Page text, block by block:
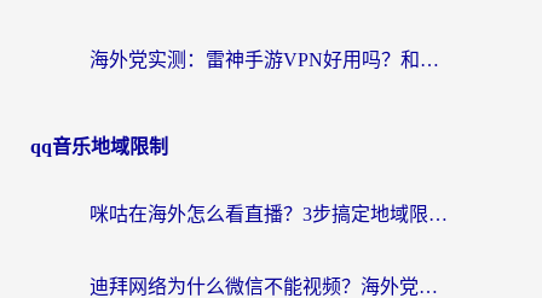
海外党实测：雷神手游VPN好用吗？和闪电VPN对比哪个回国效果更好？附小众工具深度测评
qq音乐地域限制
咪咕在海外怎么看直播？3步搞定地域限制，还能畅看腾讯视频与国内热剧
迪拜网络为什么微信不能视频？海外党必看的回国加速全攻略